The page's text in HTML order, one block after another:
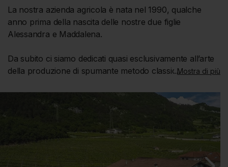
La nostra azienda agricola è nata nel 1990, qualche
anno prima della nascita delle nostre due figlie
Alessandra e Maddalena.
Da subito ci siamo dedicati quasi esclusivamente all’arte
della produzione di spumante metodo classico: una vera
del Trentino non aveva ancora raggiunto la reputazione
di alta qualità come oggi ha con il marchio TRENTODOC.
Viviamo nella casa situata nel cuore dei nostri vigneti e
per noi quindi, il passaggio alla viticoltura biologica è
stato la naturale conseguenza del nostro modo di vivere
Mostra di più